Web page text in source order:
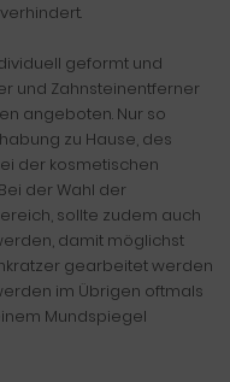
geformt und
und Zahnsteinentferner
angeboten. Nur so
zu Hause, des
der kosmetischen
der Wahl der
sollte zudem auch
damit möglichst
gearbeitet werden
im Übrigen oftmals
Mundspiegel